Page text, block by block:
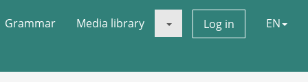
Grammar Media library Log in EN